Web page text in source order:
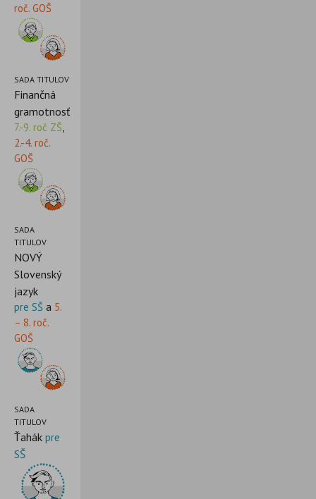
roč. GOŠ
SADA TITULOV
Finančná
gramotnosť
7.-9. roč ZŠ,
2.-4. roč.
GOŠ
SADA
TITULOV
NOVÝ
Slovenský
jazyk
pre SŠ a 5.
– 8. roč.
GOŠ
SADA
TITULOV
Ťahák pre
SŠ